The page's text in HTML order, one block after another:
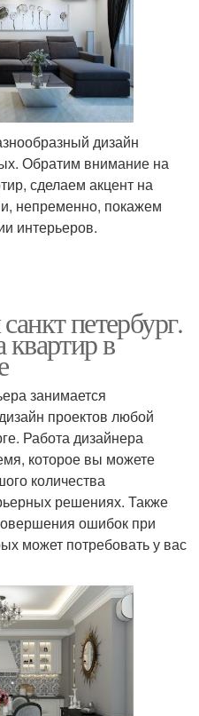
дизайн
Обратим внимание на
сделаем акцент на
непременно, покажем
интерьеров.
петербург.
квартир в
занимается
проектов любой
Работа дизайнера
которое вы можете
количества
решениях. Также
ошибок при
может потребовать у вас